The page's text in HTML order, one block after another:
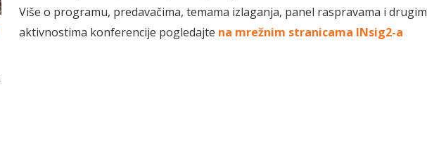
Više o programu, predavačima, temama izlaganja, panel raspravama i drugim
aktivnostima konferencije pogledajte na mrežnim stranicama INsig2-a